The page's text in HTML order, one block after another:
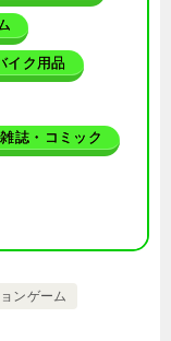
イク用品
誌・コミック
ンゲーム